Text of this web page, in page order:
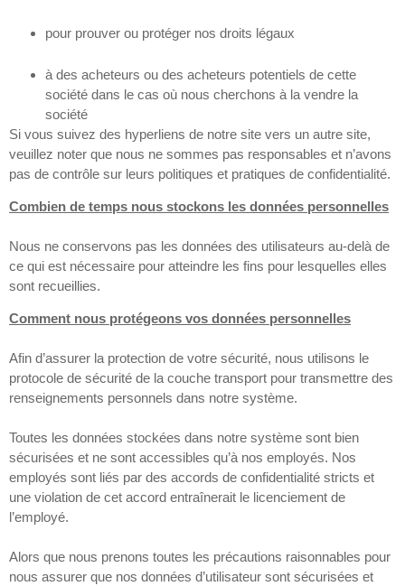
pour prouver ou protéger nos droits légaux
à des acheteurs ou des acheteurs potentiels de cette
société dans le cas où nous cherchons à la vendre la
société
Si vous suivez des hyperliens de notre site vers un autre site,
veuillez noter que nous ne sommes pas responsables et n’avons
pas de contrôle sur leurs politiques et pratiques de confidentialité.
Combien de temps nous stockons les données personnelles
Nous ne conservons pas les données des utilisateurs au-delà de
ce qui est nécessaire pour atteindre les fins pour lesquelles elles
sont recueillies.
Comment nous protégeons vos données personnelles
Afin d’assurer la protection de votre sécurité, nous utilisons le
protocole de sécurité de la couche transport pour transmettre des
renseignements personnels dans notre système.
Toutes les données stockées dans notre système sont bien
sécurisées et ne sont accessibles qu’à nos employés. Nos
employés sont liés par des accords de confidentialité stricts et
une violation de cet accord entraînerait le licenciement de
l’employé.
Alors que nous prenons toutes les précautions raisonnables pour
nous assurer que nos données d’utilisateur sont sécurisées et